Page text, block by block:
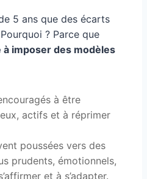
de 5 ans que des écarts
? Parce que
à imposer des modèles
à être
actifs et à réprimer
poussées vers des
prudents, émotionnels,
et à s’adapter.